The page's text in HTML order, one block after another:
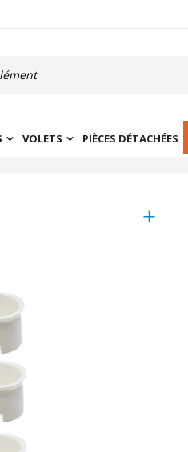
VOLETS PIÈCES DÉTACHÉES